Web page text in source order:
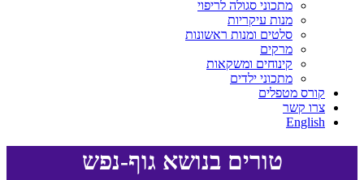
מתכוני סגולה לריפוי
מנות עיקריות
סלטים ומנות ראשונות
מרקים
קינוחים ומשקאות
מתכוני ילדים
קורס מטפלים
צרו קשר
English
טורים בנושא גוף-נפש